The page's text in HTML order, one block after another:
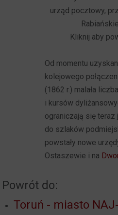
urząd pocztowy,
Kliknij aby
Od momentu
kolejowego
(1862 r.) malała
i kursów
ograniczają się teraz
do szlaków
powstały nowe
Ostaszewie i na
Powrót do:
Toruń - miasto